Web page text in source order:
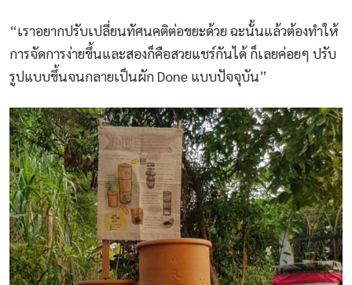
“เราอยากปรับเปลี่ยนทัศนคติต่อขยะด้วย ฉะนั้นแล้วต้องทำให้
การจัดการง่ายขึ้นและสองก็คือสวยแชร์กันได้ ก็เลยค่อยๆ ปรับ
รูปแบบขึ้นจนกลายเป็นผัก Done แบบปัจจุบัน”